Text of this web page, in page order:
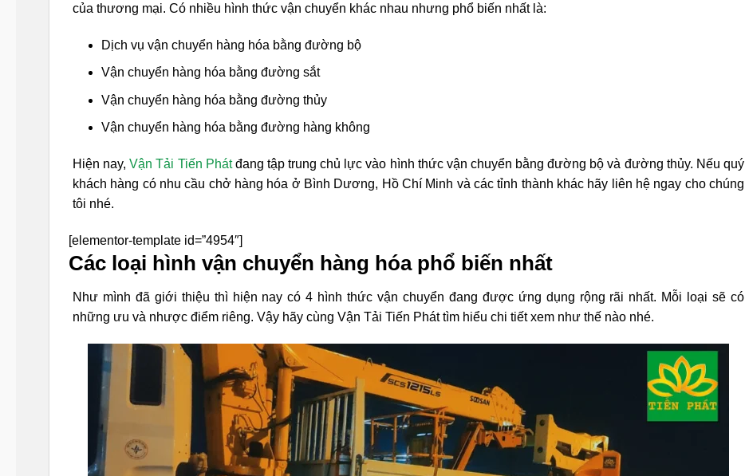
của thương mại. Có nhiều hình thức vận chuyển khác nhau nhưng phổ biến nhất là:
Dịch vụ vận chuyển hàng hóa bằng đường bộ
Vận chuyển hàng hóa bằng đường sắt
Vận chuyển hàng hóa bằng đường thủy
Vận chuyển hàng hóa bằng đường hàng không
Hiện nay,Vận Tải Tiến Phátđang tập trung chủ lực vào hình thức vận chuyển bằng đường bộ và đường thủy. Nếu quý
khách hàng có nhu cầu chở hàng hóa ở Bình Dương, Hồ Chí Minh và các tỉnh thành khác hãy liên hệ ngay cho chúng
tôi nhé.
[elementor-template id=”4954″]
Các loại hình vận chuyển hàng hóa phổ biến nhất
Như mình đã giới thiệu thì hiện nay có 4 hình thức vận chuyển đang được ứng dụng rộng rãi nhất. Mỗi loại sẽ có
những ưu và nhược điểm riêng. Vậy hãy cùng Vận Tải Tiến Phát tìm hiểu chi tiết xem như thế nào nhé.